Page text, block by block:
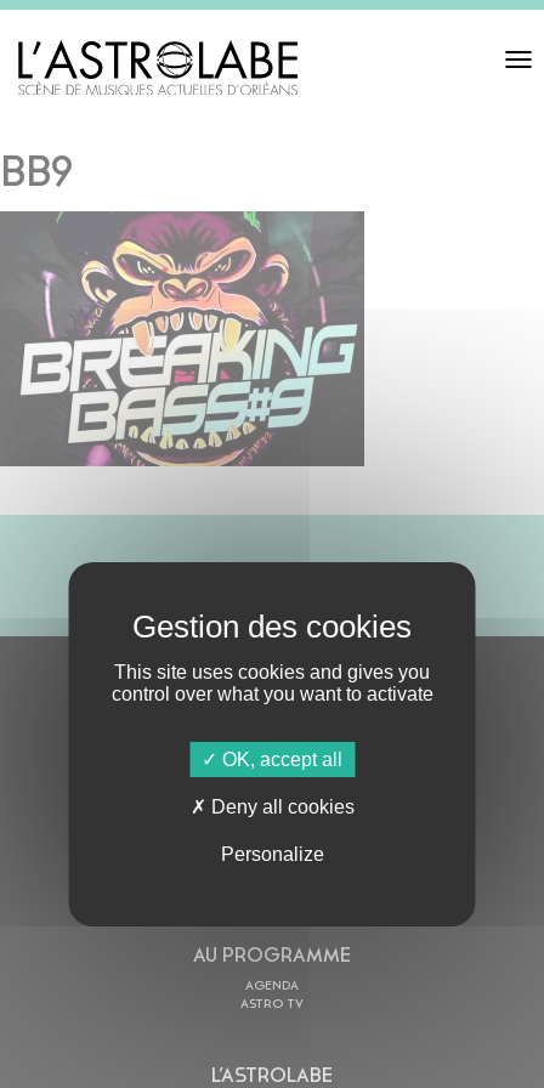
Toggle
BB9
S'ABONNER À LA NEWSLETTER
AU PROGRAMME
AGENDA
ASTRO TV
L’ASTROLABE
This site uses cookies and gives you
control over what you want to activate
OK, accept all
Deny all cookies
Personalize